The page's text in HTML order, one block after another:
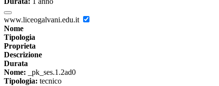
www.liceogalvani.edu.it
Nome
Tipologia
Proprieta
Descrizione
Durata
Nome: _pk_ses.1.2ad0
Tipologia: tecnico